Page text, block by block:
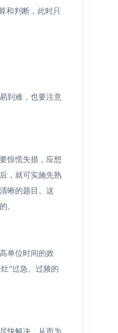
和判断，此时只
到难，也要注意
惊慌失措，应想
，就可实施先熟
晰的题目。这
。
单位时间的效
”过急、过频的
快解决，从而为